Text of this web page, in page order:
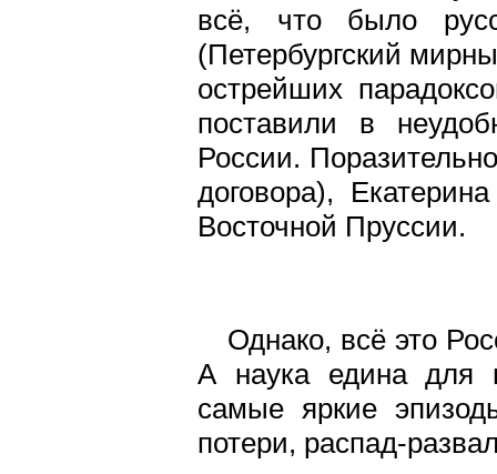
всё, что было
(Петербургский
острейших
поставили в
России.
договора),
Восточной Пруссии.
Однако, всё это
А наука едина для
самые яркие
потери, распад-